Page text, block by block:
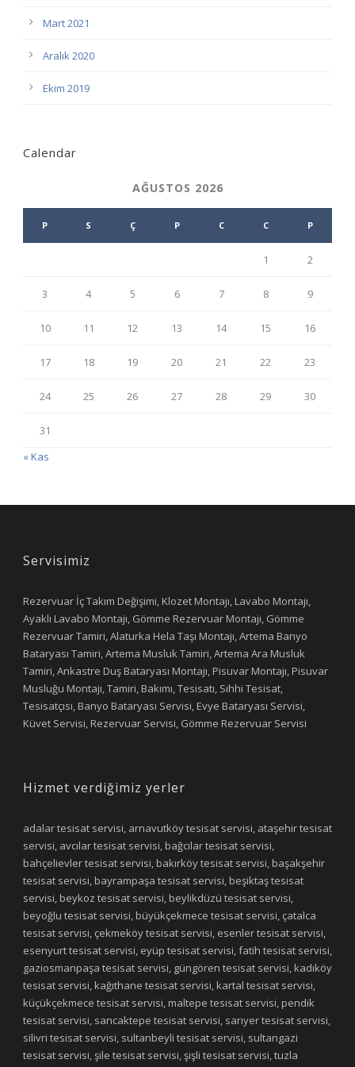
Mart 2021
Aralık 2020
Ekim 2019
Calendar
AĞUSTOS 2026
P S Ç P C C P
1 2
3 4 5 6 7 8 9
10 11 12 13 14 15 16
17 18 19 20 21 22 23
24 25 26 27 28 29 30
31
« Kas
Servisimiz
Rezervuar İç Takım Değişimi, Klozet Montajı, Lavabo Montajı,
Ayaklı Lavabo Montajı, Gömme Rezervuar Montajı, Gömme
Rezervuar Tamiri, Alaturka Hela Taşı Montajı, Artema Banyo
Bataryası Tamiri, Artema Musluk Tamiri, Artema Ara Musluk
Tamiri, Ankastre Duş Bataryası Montajı, Pisuvar Montajı, Pisuvar
Musluğu Montajı, Tamiri, Bakımı, Tesisatı, Sıhhi Tesisat,
Tesisatçısı, Banyo Bataryası Servisi, Evye Bataryası Servisi,
Küvet Servisi, Rezervuar Servisi, Gömme Rezervuar Servisi
Hizmet verdiğimiz yerler
adalar tesisat servisi, arnavutköy tesisat servisi, ataşehir tesisat
servisi, avcılar tesisat servisi, bağcılar tesisat servisi,
bahçelievler tesisat servisi, bakırköy tesisat servisi, başakşehir
tesisat servisi, bayrampaşa tesisat servisi, beşiktaş tesisat
servisi, beykoz tesisat servisi, beylikdüzü tesisat servisi,
beyoğlu tesisat servisi, büyükçekmece tesisat servisi, çatalca
tesisat servisi, çekmeköy tesisat servisi, esenler tesisat servisi,
esenyurt tesisat servisi, eyüp tesisat servisi, fatih tesisat servisi,
gaziosmanpaşa tesisat servisi, güngören tesisat servisi, kadıköy
tesisat servisi, kağıthane tesisat servisi, kartal tesisat servisi,
küçükçekmece tesisat servisi, maltepe tesisat servisi, pendik
tesisat servisi, sancaktepe tesisat servisi, sarıyer tesisat servisi,
silivri tesisat servisi, sultanbeyli tesisat servisi, sultangazi
tesisat servisi, şile tesisat servisi, şişli tesisat servisi, tuzla